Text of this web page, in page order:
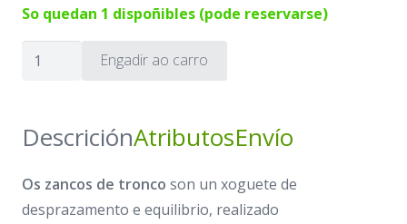
So quedan 1 dispoñibles (pode reservarse)
Zancos
cantidade
Engadir ao carro
DescriciónAtributosEnvío
Os zancos de tronco son un xoguete de
desprazamento e equilibrio, realizado